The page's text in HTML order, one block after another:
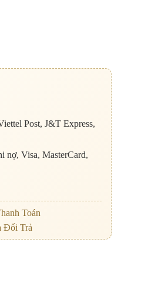
Post, J&T Express,
nợ, Visa, MasterCard,
Toán
Đổi Trả